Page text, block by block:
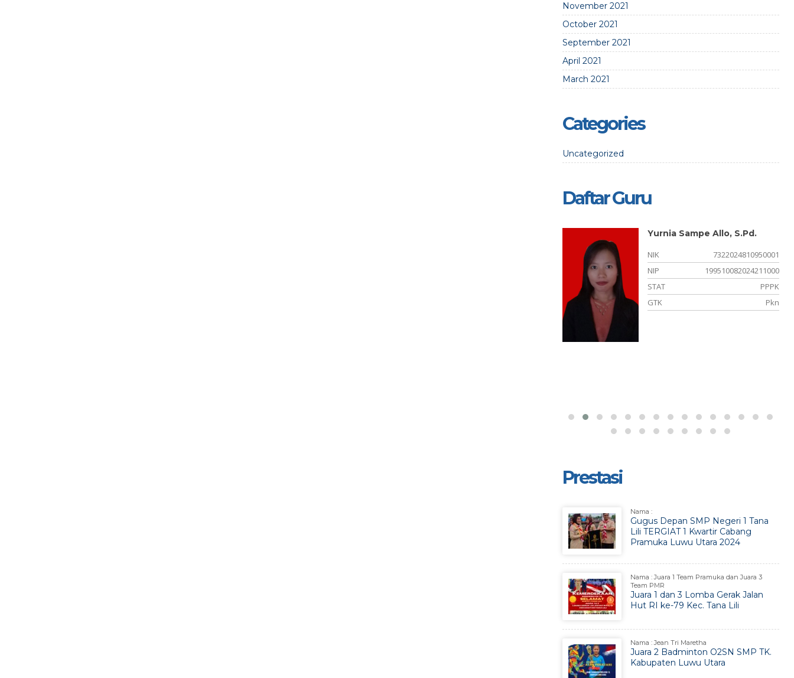
November 2021
October 2021
September 2021
April 2021
March 2021
Categories
Uncategorized
Daftar Guru
Yurnia Sampe Allo, S.Pd.
NIK
7322024810950001
NIP
199510082024211000
STAT
PPPK
GTK
Pkn
Prestasi
Nama :
Gugus Depan SMP Negeri 1 Tana
Lili TERGIAT 1 Kwartir Cabang
Pramuka Luwu Utara 2024
Nama : Juara 1 Team Pramuka dan Juara 3
Team PMR
Juara 1 dan 3 Lomba Gerak Jalan
Hut RI ke-79 Kec. Tana Lili
Nama : Jean Tri Maretha
Juara 2 Badminton O2SN SMP TK.
Kabupaten Luwu Utara